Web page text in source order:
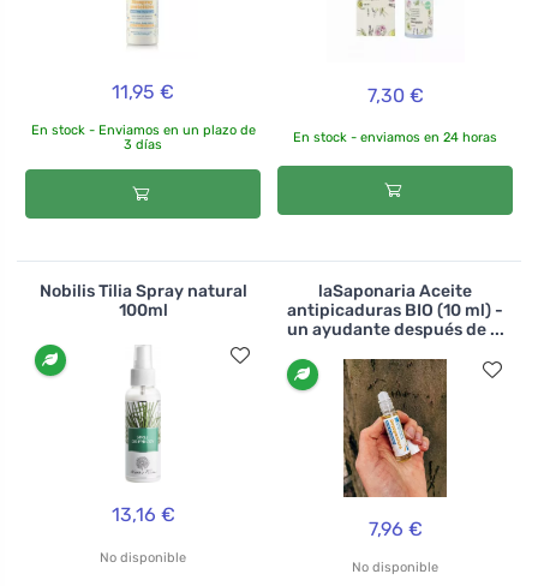
11,95 €
En stock - Enviamos en un plazo de
3 días
7,30 €
En stock - enviamos en 24 horas
Nobilis Tilia Spray natural
100ml
13,16 €
No disponible
laSaponaria Aceite
antipicaduras BIO (10 ml) -
un ayudante después de ...
7,96 €
No disponible